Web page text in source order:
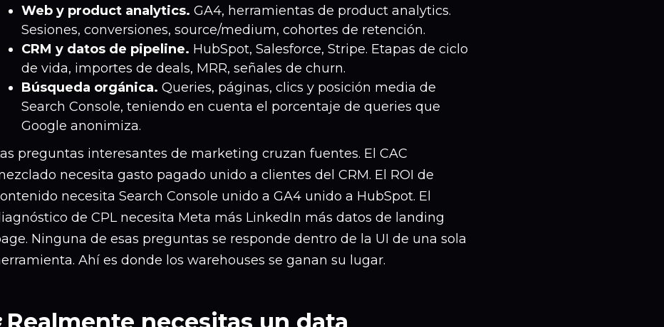
Web y product analytics. GA4, herramientas de product analytics.
Sesiones, conversiones, source/medium, cohortes de retención.
CRM y datos de pipeline. HubSpot, Salesforce, Stripe. Etapas de ciclo
de vida, importes de deals, MRR, señales de churn.
Búsqueda orgánica. Queries, páginas, clics y posición media de
Search Console, teniendo en cuenta el porcentaje de queries que
Google anonimiza.
preguntas interesantes de marketing cruzan fuentes. El CAC
necesita gasto pagado unido a clientes del CRM. El ROI de
necesita Search Console unido a GA4 unido a HubSpot. El
de CPL necesita Meta más LinkedIn más datos de landing
Ninguna de esas preguntas se responde dentro de la UI de una sola
Ahí es donde los warehouses se ganan su lugar.